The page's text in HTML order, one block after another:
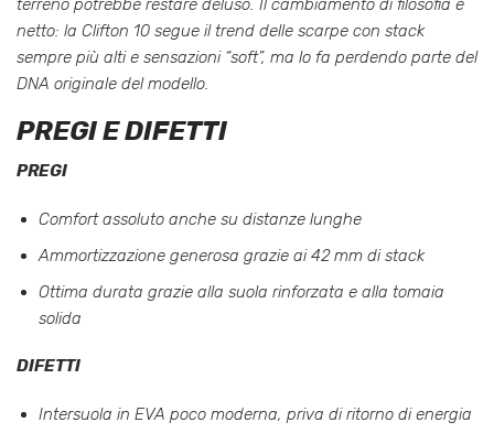
terreno potrebbe restare deluso. Il cambiamento di filosofia è
netto: la Clifton 10 segue il trend delle scarpe con stack
sempre più alti e sensazioni “soft”, ma lo fa perdendo parte del
DNA originale del modello.
PREGI E DIFETTI
PREGI
Comfort assoluto anche su distanze lunghe
Ammortizzazione generosa grazie ai 42 mm di stack
Ottima durata grazie alla suola rinforzata e alla tomaia
solida
DIFETTI
Intersuola in EVA poco moderna, priva di ritorno di energia